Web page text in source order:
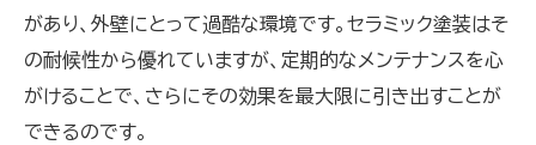
があり、外壁にとって過酷な環境です。セラミック塗装はそ
の耐候性から優れていますが、定期的なメンテナンスを心
がけることで、さらにその効果を最大限に引き出すことが
できるのです。